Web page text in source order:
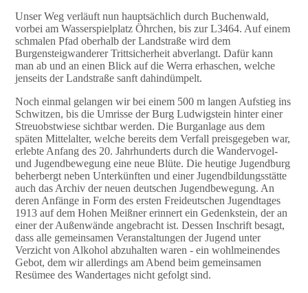
Unser Weg verläuft nun hauptsächlich durch Buchenwald,
vorbei am Wasserspielplatz Öhrchen, bis zur L3464. Auf einem
schmalen Pfad oberhalb der Landstraße wird dem
Burgensteigwanderer Trittsicherheit abverlangt. Dafür kann
man ab und an einen Blick auf die Werra erhaschen, welche
jenseits der Landstraße sanft dahindümpelt.
Noch einmal gelangen wir bei einem 500 m langen Aufstieg ins
Schwitzen, bis die Umrisse der Burg Ludwigstein hinter einer
Streuobstwiese sichtbar werden. Die Burganlage aus dem
späten Mittelalter, welche bereits dem Verfall preisgegeben war,
erlebte Anfang des 20. Jahrhunderts durch die Wandervogel-
und Jugendbewegung eine neue Blüte. Die heutige Jugendburg
beherbergt neben Unterkünften und einer Jugendbildungsstätte
auch das Archiv der neuen deutschen Jugendbewegung. An
deren Anfänge in Form des ersten Freideutschen Jugendtages
1913 auf dem Hohen Meißner erinnert ein Gedenkstein, der an
einer der Außenwände angebracht ist. Dessen Inschrift besagt,
dass alle gemeinsamen Veranstaltungen der Jugend unter
Verzicht von Alkohol abzuhalten waren - ein wohlmeinendes
Gebot, dem wir allerdings am Abend beim gemeinsamen
Resümee des Wandertages nicht gefolgt sind.